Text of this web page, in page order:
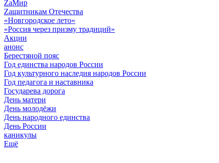
ZaМир
Zащитникам Отечества
«Новгородское лето»
«Россия через призму традиций»
Акции
анонс
Берестяной пояс
Год единства народов России
Год культурного наследия народов России
Год педагога и наставника
Государева дорога
День матери
День молодёжи
День народного единства
День России
каникулы
Ещё